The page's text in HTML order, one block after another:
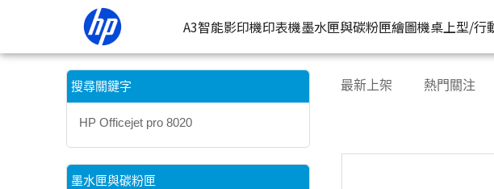
【HP Officejet pro 8020】搜尋結果 | HP® 惠普台灣原廠購物網
A3智能影印機印表機
連續噴墨印表機
按系列
商用
墨水匣與碳粉匣
墨水匣
按顏色
碳粉匣
按顏色
繪圖機桌上型/行
桌
Z2
個人筆電
Pavilion
搜尋關鍵字
HP Officejet pro 8020
墨水匣與碳粉匣
最新上架 熱門關注